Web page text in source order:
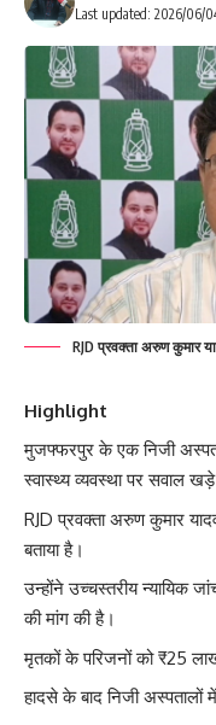
Last updated: 2026/06/
RJD प्रवक्ता अरुण कुमार
Highlight
मुजफ्फरपुर के एक निजी
स्वास्थ्य व्यवस्था पर सवाल
RJD प्रवक्ता अरुण कुमार
बताया है।
उन्होंने उच्चस्तरीय न्यायिक
की मांग की है।
मृतकों के परिजनों को ₹25
हादसे के बाद निजी अस्पतालों